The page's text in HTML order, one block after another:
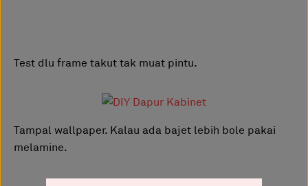
Test dlu frame takut tak muat pintu.
Tampal wallpaper. Kalau ada bajet lebih bole pakai
melamine.